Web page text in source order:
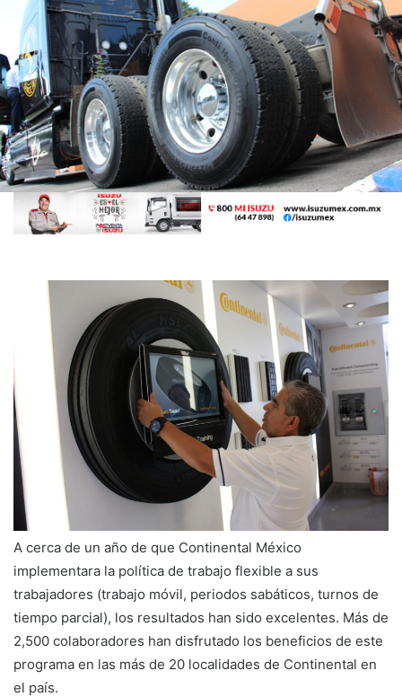
A cerca de un año de que Continental México
implementara la política de trabajo flexible a sus
trabajadores (trabajo móvil, periodos sabáticos, turnos de
tiempo parcial), los resultados han sido excelentes. Más de
2,500 colaboradores han disfrutado los beneficios de este
programa en las más de 20 localidades de Continental en
el país.